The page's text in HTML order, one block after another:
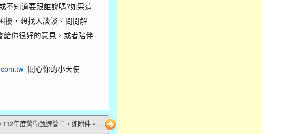
知道要跟誰說嗎?如果這
擾，想找人談談、問問解
你很好的意見，或者陪伴
關心你的小天使
112年度警衛甄選簡章，如附件。...